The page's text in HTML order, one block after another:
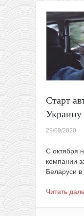
рейсов
из
Беларуси
Львов,
в
продаже)
Старт
Украину
29/09/2020
С октября
компании
Беларуси в
Читать